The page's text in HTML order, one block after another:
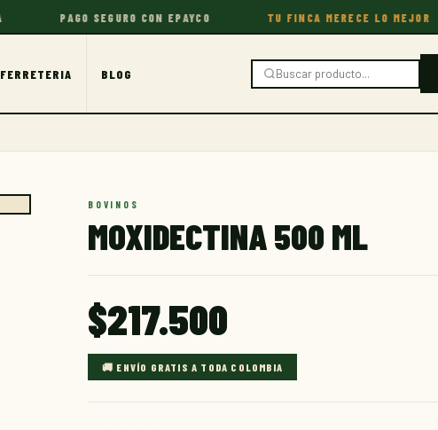
PAGO SEGURO CON EPAYCO TU FINCA MERECE LO MEJOR
FERRETERIA BLOG
BOVINOS
MOXIDECTINA 500 ML
$217.500
🚚 ENVÍO GRATIS A TODA COLOMBIA